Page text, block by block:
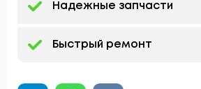
Надежные запчасти
Быстрый ремонт